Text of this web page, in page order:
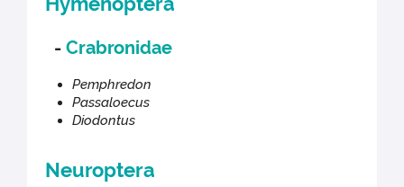
-Crabronidae
Pemphredon
Passaloecus
Diodontus
Neuroptera